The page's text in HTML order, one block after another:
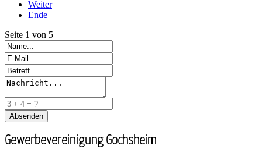
Weiter
Ende
Seite 1 von 5
Gewerbevereinigung Gochsheim